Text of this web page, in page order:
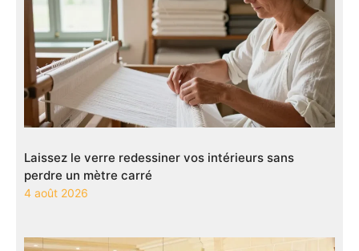
Laissez le verre redessiner vos intérieurs sans
perdre un mètre carré
4 août 2026